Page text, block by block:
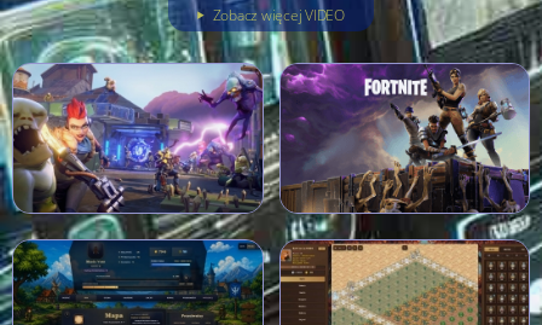
Zobacz więcej VIDEO